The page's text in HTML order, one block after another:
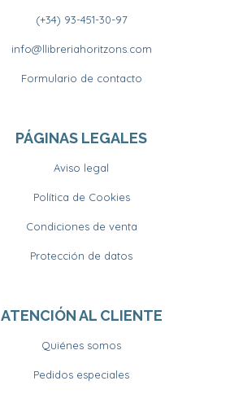
(+34) 93-451-30-97
info@llibreriahoritzons.com
Formulario de contacto
PÁGINAS LEGALES
Aviso legal
Política de Cookies
Condiciones de venta
Protección de datos
ATENCIÓN AL CLIENTE
Quiénes somos
Pedidos especiales